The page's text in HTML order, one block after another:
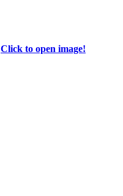
Click to open image!